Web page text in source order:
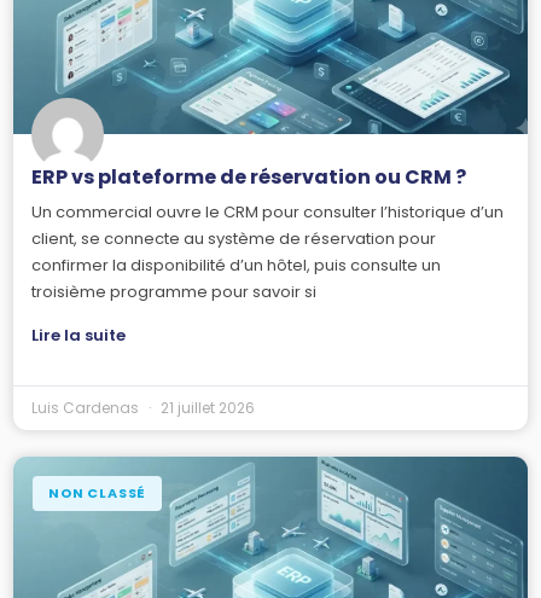
ERP vs plateforme de réservation ou CRM ?
Un commercial ouvre le CRM pour consulter l’historique d’un
client, se connecte au système de réservation pour
confirmer la disponibilité d’un hôtel, puis consulte un
troisième programme pour savoir si
Lire la suite
Luis Cardenas 21 juillet 2026
NON CLASSÉ